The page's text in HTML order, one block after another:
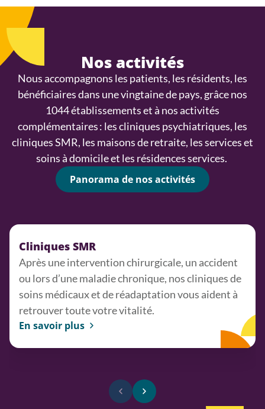
Nos activités
Nous accompagnons les patients, les résidents, les
bénéficiaires dans une vingtaine de pays, grâce nos
1044 établissements et à nos activités
complémentaires : les cliniques psychiatriques, les
cliniques SMR, les maisons de retraite, les services et
soins à domicile et les résidences services.
Panorama de nos activités
Cliniques SMR
Après une intervention chirurgicale, un accident
ou lors d’une maladie chronique, nos cliniques de
soins médicaux et de réadaptation vous aident à
retrouver toute votre vitalité.
En savoir plus